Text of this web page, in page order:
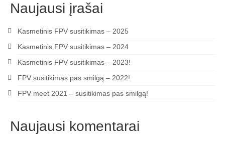
LT-FPV Komanda
Draugai
Archyvas
2016 Pirmos lenktynės
Naujausi įrašai
Kasmetinis FPV susitikimas – 2025
Kasmetinis FPV susitikimas – 2024
Kasmetinis FPV susitikimas – 2023!
FPV susitikimas pas smilgą – 2022!
FPV meet 2021 – susitikimas pas smilgą!
Naujausi komentarai